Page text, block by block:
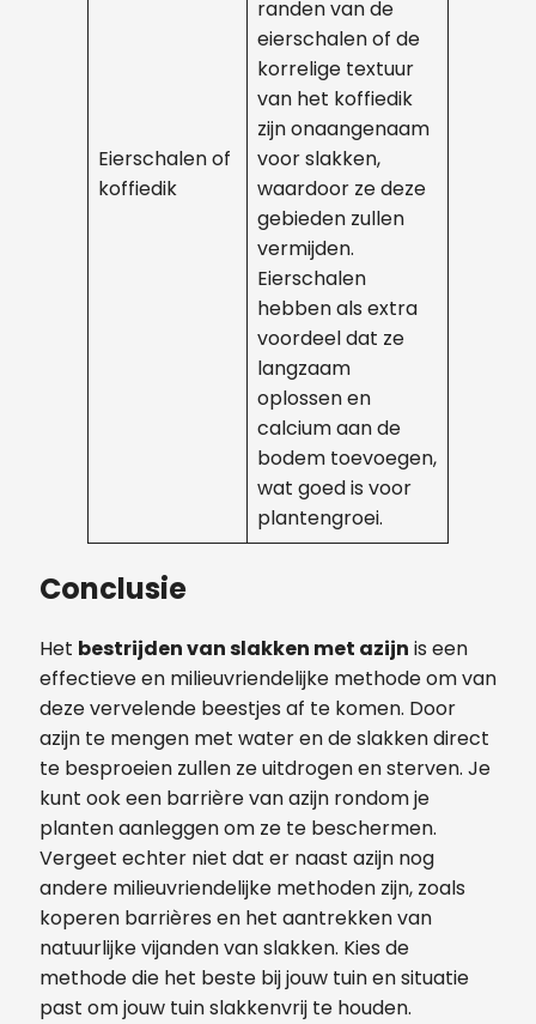
Eierschalen of
koffiedik
randen van de
eierschalen of de
korrelige textuur
van het koffiedik
zijn onaangenaam
voor slakken,
waardoor ze deze
gebieden zullen
vermijden.
Eierschalen
hebben als extra
voordeel dat ze
langzaam
oplossen en
calcium aan de
bodem toevoegen,
wat goed is voor
plantengroei.
Conclusie
Het bestrijden van slakken met azijn is een
effectieve en milieuvriendelijke methode om van
deze vervelende beestjes af te komen. Door
azijn te mengen met water en de slakken direct
te besproeien zullen ze uitdrogen en sterven. Je
kunt ook een barrière van azijn rondom je
planten aanleggen om ze te beschermen.
Vergeet echter niet dat er naast azijn nog
andere milieuvriendelijke methoden zijn, zoals
koperen barrières en het aantrekken van
natuurlijke vijanden van slakken. Kies de
methode die het beste bij jouw tuin en situatie
past om jouw tuin slakkenvrij te houden.